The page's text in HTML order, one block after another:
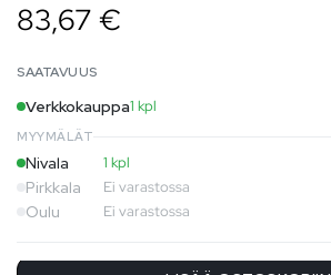
83,67 €
SAATAVUUS
Verkkokauppa1 kpl
MYYMÄLÄT
Nivala 1 kpl
Pirkkala Ei varastossa
Oulu Ei varastossa